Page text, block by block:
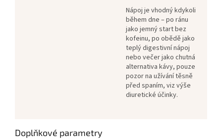
Nápoj je vhodný kdykoli
během dne – po ránu
jako jemný start bez
kofeinu, po obědě jako
teplý digestivní nápoj
nebo večer jako chutná
alternativa kávy, pouze
pozor na užívání těsně
před spaním, viz výše
diuretické účinky.
Doplňkové parametry